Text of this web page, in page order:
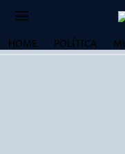
HOME POLÍTICA